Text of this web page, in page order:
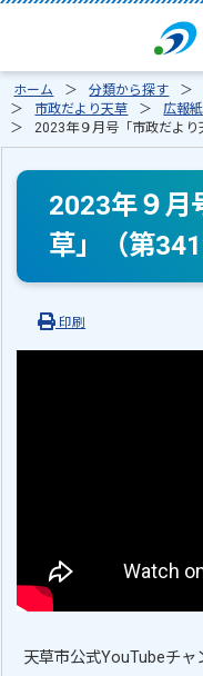
ホーム 分類から探す
市政だより天草
広報紙
2023年９月号「市政だより
2023年９月
草」（第341
印刷
天草市公式YouTubeチャ